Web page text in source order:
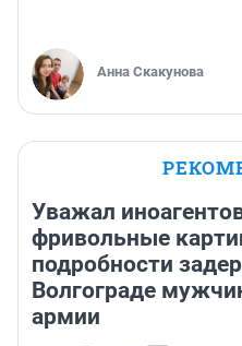
Анна Скакунова
Уважал
фривольные
подробности
Волгограде
армии